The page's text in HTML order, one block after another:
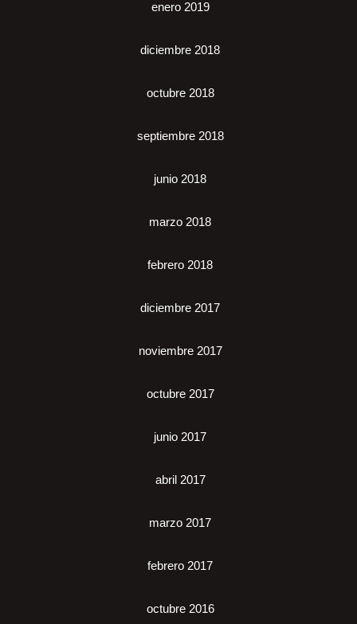
enero 2019
diciembre 2018
octubre 2018
septiembre 2018
junio 2018
marzo 2018
febrero 2018
diciembre 2017
noviembre 2017
octubre 2017
junio 2017
abril 2017
marzo 2017
febrero 2017
octubre 2016